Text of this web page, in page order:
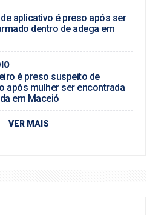
aplicativo é preso após ser
dentro de adega em
é preso suspeito de
após mulher ser encontrada
em Maceió
VER MAIS